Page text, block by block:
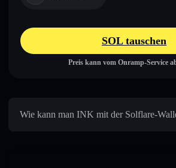
SOL tauschen
Preis kann vom Onramp-Service
Wie kann man INK mit der Solflare-